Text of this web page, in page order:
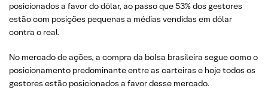
posicionados a favor do dólar, ao passo que 53% dos gestores
estão com posições pequenas a médias vendidas em dólar
contra o real.
No mercado de ações, a compra da bolsa brasileira segue como o
posicionamento predominante entre as carteiras e hoje todos os
gestores estão posicionados a favor desse mercado.